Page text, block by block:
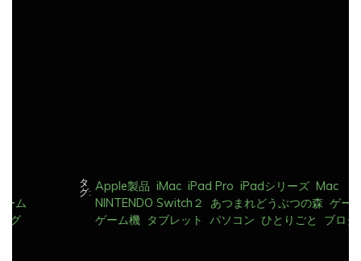
Apple製品 iMac iPad Pro iPadシリーズ
NINTENDO Switch２
あつまれどうぶつの森
ゲーム
タブレット パソコン ひとりごと ブログ